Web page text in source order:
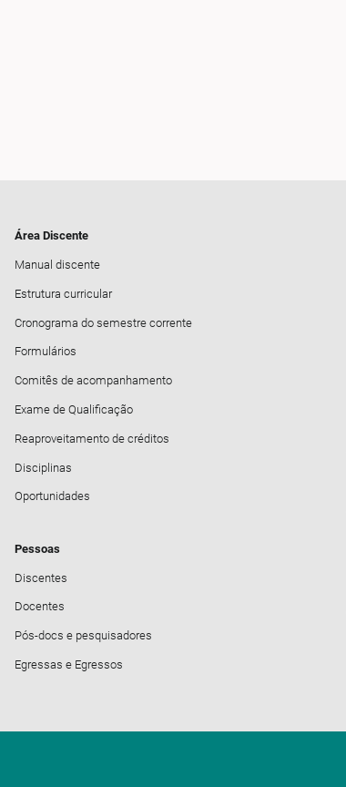
Área Discente
Manual discente
Estrutura curricular
Cronograma do semestre corrente
Formulários
Comitês de acompanhamento
Exame de Qualificação
Reaproveitamento de créditos
Disciplinas
Oportunidades
Pessoas
Discentes
Docentes
Pós-docs e pesquisadores
Egressas e Egressos